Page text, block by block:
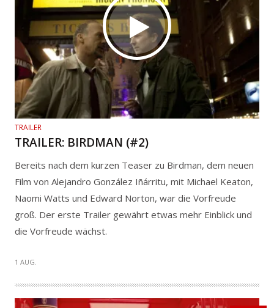
TRAILER
TRAILER: BIRDMAN (#2)
Bereits nach dem kurzen Teaser zu Birdman, dem neuen
Film von Alejandro González Iñárritu, mit Michael Keaton,
Naomi Watts und Edward Norton, war die Vorfreude
groß. Der erste Trailer gewährt etwas mehr Einblick und
die Vorfreude wächst.
1 AUG.